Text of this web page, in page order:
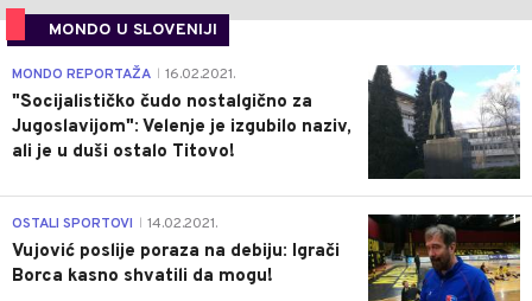
MONDO U SLOVENIJI
4
MONDO REPORTAŽA 16.02.2021.
"Socijalističko čudo nostalgično za
Jugoslavijom": Velenje je izgubilo naziv,
ali je u duši ostalo Titovo!
1
OSTALI SPORTOVI 14.02.2021.
Vujović poslije poraza na debiju: Igrači
Borca kasno shvatili da mogu!